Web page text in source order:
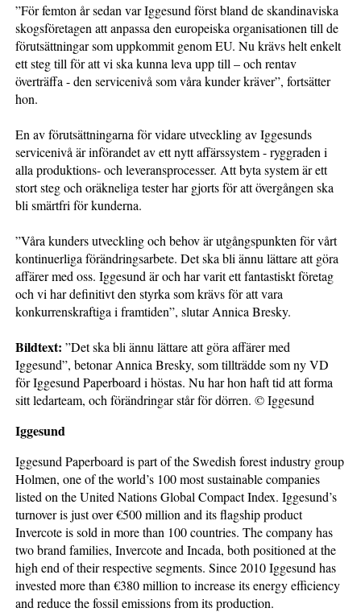
”För femton år sedan var Iggesund först bland de skandinaviska
skogsföretagen att anpassa den europeiska organisationen till de
förutsättningar som uppkommit genom EU. Nu krävs helt enkelt
ett steg till för att vi ska kunna leva upp till – och rentav
överträffa - den servicenivå som våra kunder kräver”, fortsätter
hon.
En av förutsättningarna för vidare utveckling av Iggesunds
servicenivå är införandet av ett nytt affärssystem - ryggraden i
alla produktions- och leveransprocesser. Att byta system är ett
stort steg och oräkneliga tester har gjorts för att övergången ska
bli smärtfri för kunderna.
”Våra kunders utveckling och behov är utgångspunkten för vårt
kontinuerliga förändringsarbete. Det ska bli ännu lättare att göra
affärer med oss. Iggesund är och har varit ett fantastiskt företag
och vi har definitivt den styrka som krävs för att vara
konkurrenskraftiga i framtiden”, slutar Annica Bresky.
Bildtext: ”Det ska bli ännu lättare att göra affärer med
Iggesund”, betonar Annica Bresky, som tillträdde som ny VD
för Iggesund Paperboard i höstas. Nu har hon haft tid att forma
sitt ledarteam, och förändringar står för dörren. © Iggesund
Iggesund
Iggesund Paperboard is part of the Swedish forest industry group
Holmen, one of the world’s 100 most sustainable companies
listed on the United Nations Global Compact Index. Iggesund’s
turnover is just over €500 million and its flagship product
Invercote is sold in more than 100 countries. The company has
two brand families, Invercote and Incada, both positioned at the
high end of their respective segments. Since 2010 Iggesund has
invested more than €380 million to increase its energy efficiency
and reduce the fossil emissions from its production.